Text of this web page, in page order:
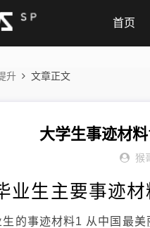
首页
升 文章正文
大学生事迹材
猴
业生主要事迹材
生的事迹材料1 从中国最